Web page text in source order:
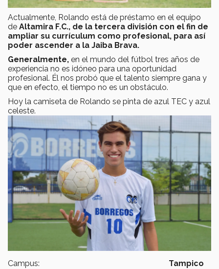
Actualmente, Rolando está de préstamo en el equipo
de Altamira F.C., de la tercera división con el fin de
ampliar su currículum como profesional, para así
poder ascender a la Jaiba Brava.
Generalmente, en el mundo del fútbol tres años de
experiencia no es idóneo para una oportunidad
profesional. Él nos probó que el talento siempre gana y
que en efecto, el tiempo no es un obstáculo.
Hoy la camiseta de Rolando se pinta de azul TEC y azul
celeste.
Campus: Tampico